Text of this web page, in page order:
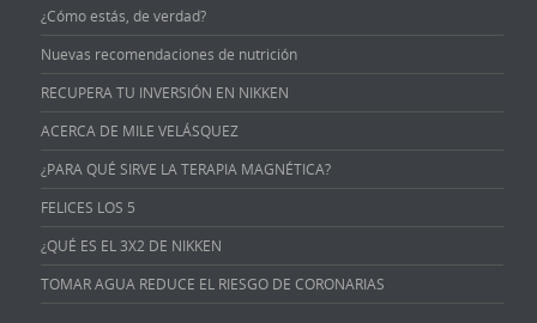
¿Cómo estás, de verdad?
Nuevas recomendaciones de nutrición
RECUPERA TU INVERSIÓN EN NIKKEN
ACERCA DE MILE VELÁSQUEZ
¿PARA QUÉ SIRVE LA TERAPIA MAGNÉTICA?
FELICES LOS 5
¿QUÉ ES EL 3X2 DE NIKKEN
TOMAR AGUA REDUCE EL RIESGO DE CORONARIAS